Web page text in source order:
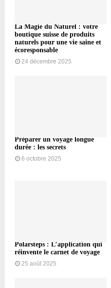
La Magie du Naturel : votre
boutique suisse de produits
naturels pour une vie saine et
écoresponsable
24 décembre 2025
Préparer un voyage longue
durée : les secrets
6 octobre 2025
Polarsteps : L’application qui
réinvente le carnet de voyage
25 août 2025